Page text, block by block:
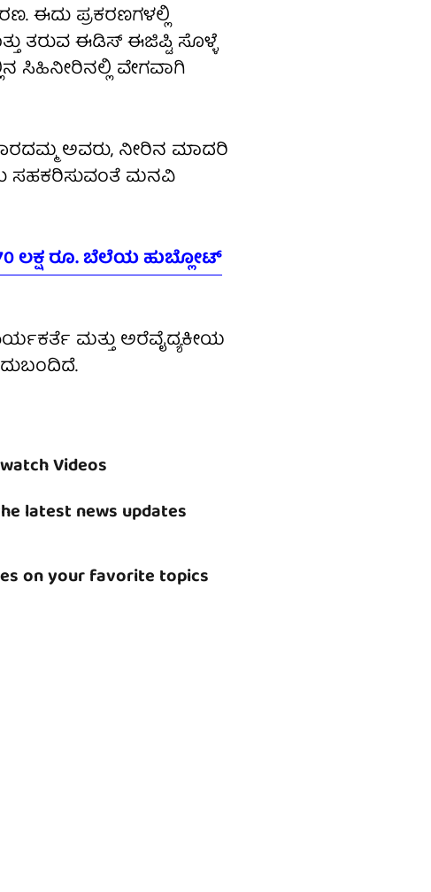
ಈದು ಪ್ರಕರಣಗಳಲ್ಲಿ
ತರುವ ಈಡಿಸ್‌ ಈಜಿಪ್ಟಿ ಸೊಳ್ಳೆ
ಸಿಹಿನೀರಿನಲ್ಲಿ ವೇಗವಾಗಿ
ಅವರು, ನೀರಿನ ಮಾದರಿ
ಸಹಕರಿಸುವಂತೆ ಮನವಿ
ಲಕ್ಷ ರೂ. ಬೆಲೆಯ ಹುಬ್ಲೋಟ್
ಮತ್ತು ಅರೆವೈದ್ಯಕೀಯ
Videos
latest news updates
on your favorite topics